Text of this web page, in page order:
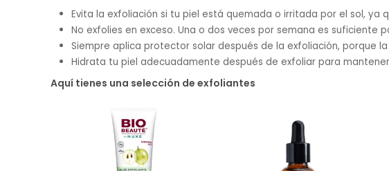
Evita la exfoliación si tu piel está quemada o irritada por el sol, ya
No exfolies en exceso. Una o dos veces por semana es suficiente
Siempre aplica protector solar después de la exfoliación, porque
Hidrata tu piel adecuadamente después de exfoliar para
Aquí tienes una selección de exfoliantes